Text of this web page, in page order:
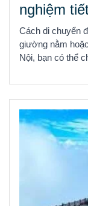
nghiệm
Cách di chuyển
giường nằm
Nội, bạn có thể